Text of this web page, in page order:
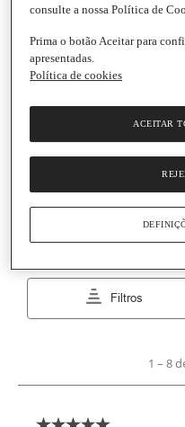
consulte a nossa Política de
Prima o botão Aceitar para
apresentadas.
Política de cookies
ACEITAR